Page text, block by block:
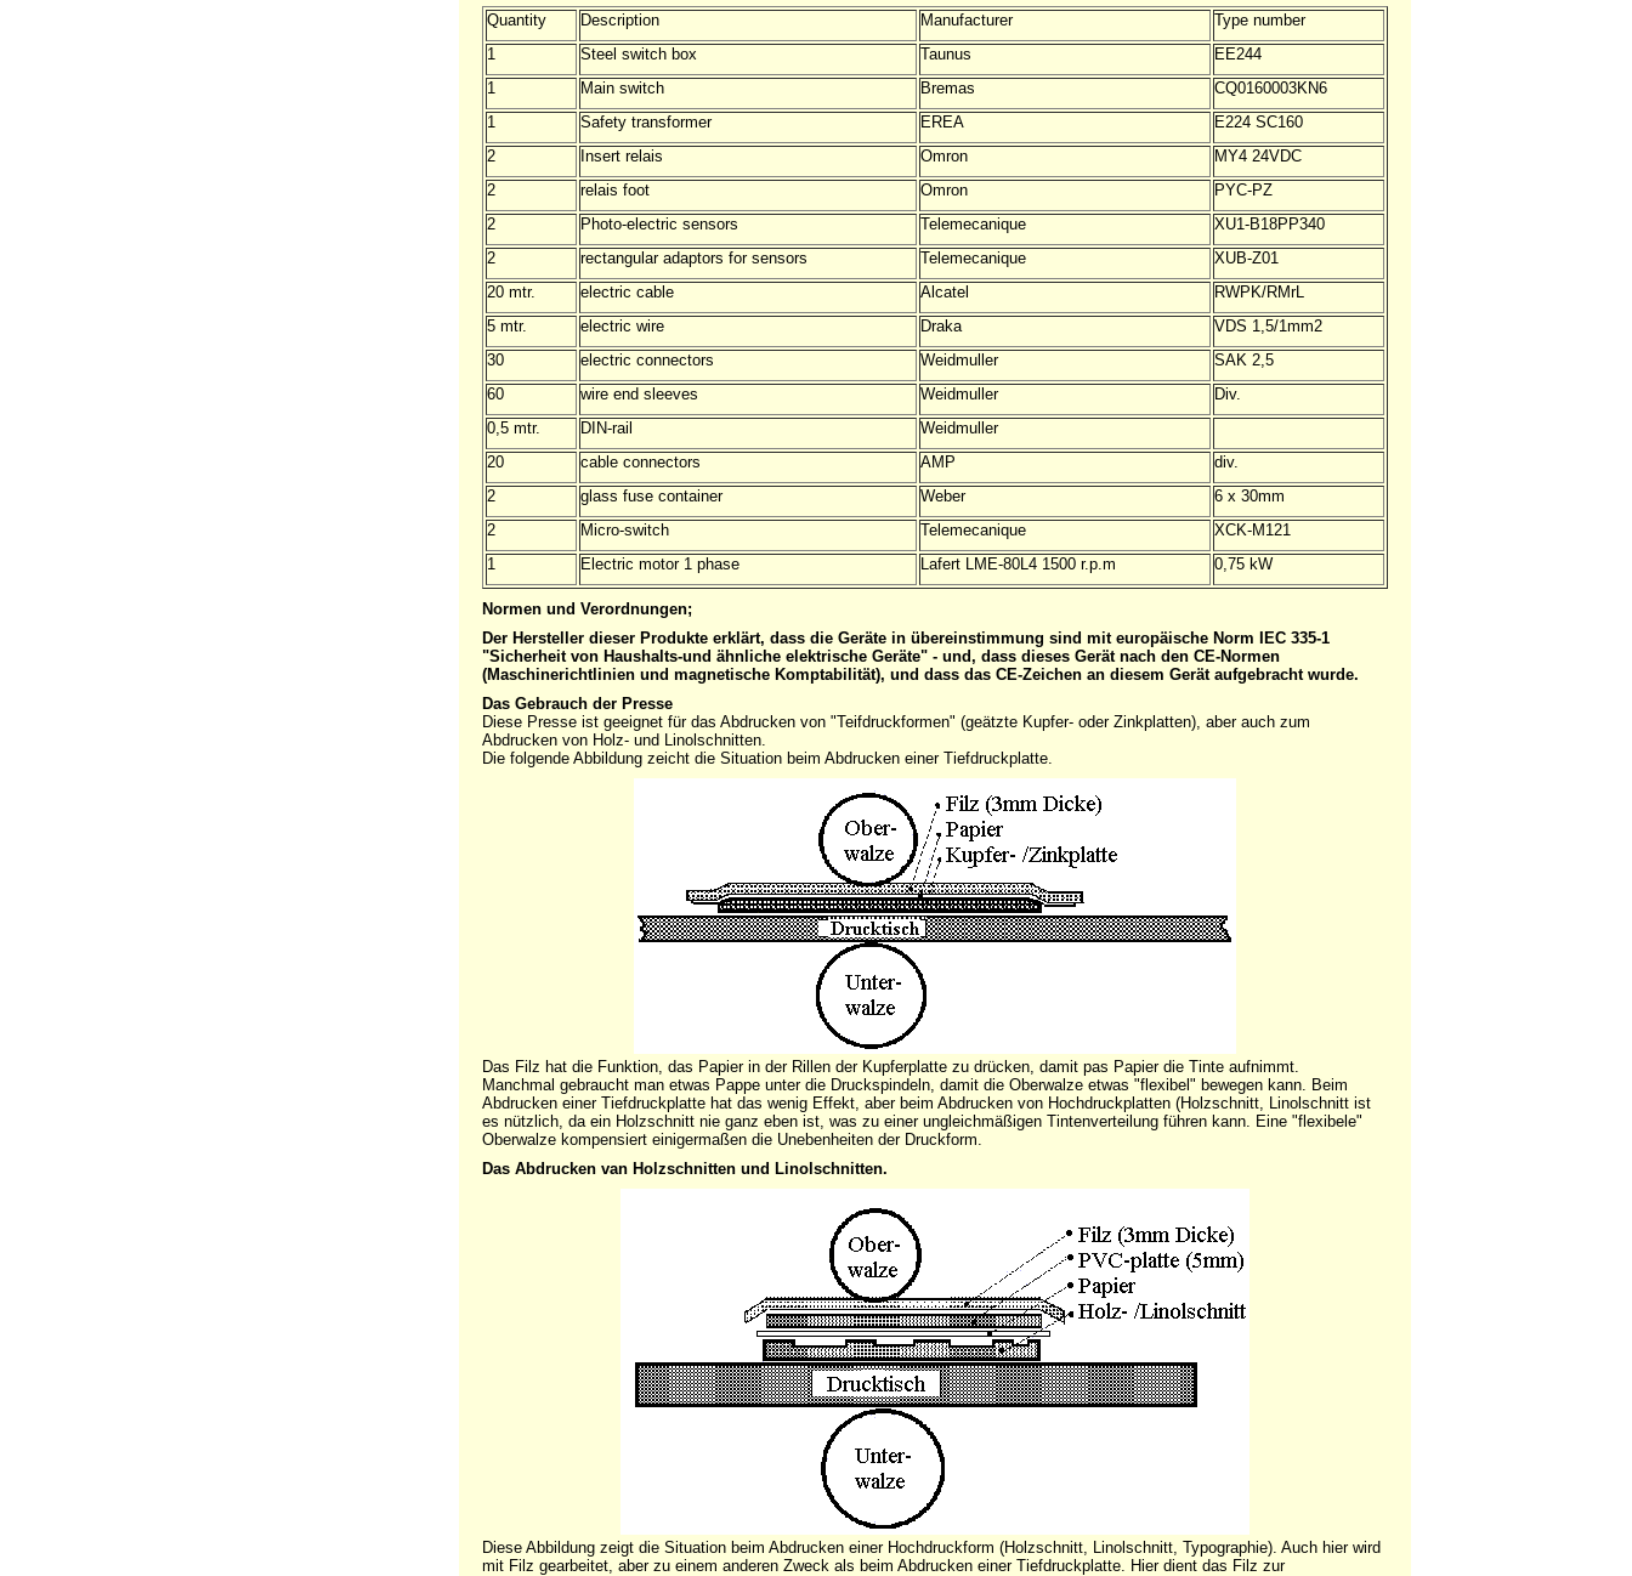
Quantity
Description Manufacturer
Type number
1
Steel switch box Taunus
EE244
1
Main switch Bremas
CQ0160003KN6
1
Safety transformer EREA
E224 SC160
2
Insert relais Omron
MY4 24VDC
2
relais foot Omron
PYC-PZ
2
Photo-electric sensors Telemecanique
XU1-B18PP340
2
rectangular adaptors for sensors Telemecanique
XUB-Z01
20 mtr.
electric cable Alcatel
RWPK/RMrL
5 mtr.
electric wire Draka
VDS 1,5/1mm2
30
electric connectors Weidmuller
SAK 2,5
60
wire end sleeves Weidmuller
Div.
0,5 mtr.
DIN-rail
Weidmuller
20
cable connectors AMP
div.
2
glass fuse container Weber
6 x 30mm
2
Micro-switch Telemecanique
XCK-M121
1
Electric motor 1 phase Lafert LME-80L4 1500 r.p.m 0,75 kW
Normen und Verordnungen;
Der Hersteller dieser Produkte erklärt, dass die Geräte in übereinstimmung sind mit europäische Norm IEC 335-1
"Sicherheit von Haushalts-und ähnliche elektrische Geräte" - und, dass dieses Gerät nach den CE-Normen
(Maschinerichtlinien und magnetische Komptabilität), und dass das CE-Zeichen an diesem Gerät aufgebracht wurde.
Das Gebrauch der Presse
Diese Presse ist geeignet für das Abdrucken von "Teifdruckformen" (geätzte Kupfer- oder Zinkplatten), aber auch zum
Abdrucken von Holz- und Linolschnitten.
Die folgende Abbildung zeicht die Situation beim Abdrucken einer Tiefdruckplatte.
Das Filz hat die Funktion, das Papier in der Rillen der Kupferplatte zu drücken, damit pas Papier die Tinte aufnimmt.
Manchmal gebraucht man etwas Pappe unter die Druckspindeln, damit die Oberwalze etwas "flexibel" bewegen kann. Beim
Abdrucken einer Tiefdruckplatte hat das wenig Effekt, aber beim Abdrucken von Hochdruckplatten (Holzschnitt, Linolschnitt ist
es nützlich, da ein Holzschnitt nie ganz eben ist, was zu einer ungleichmäßigen Tintenverteilung führen kann. Eine "flexibele"
Oberwalze kompensiert einigermaßen die Unebenheiten der Druckform.
Das Abdrucken van Holzschnitten und Linolschnitten.
Diese Abbildung zeigt die Situation beim Abdrucken einer Hochdruckform (Holzschnitt, Linolschnitt, Typographie). Auch hier wird
mit Filz gearbeitet, aber zu einem anderen Zweck als beim Abdrucken einer Tiefdruckplatte. Hier dient das Filz zur